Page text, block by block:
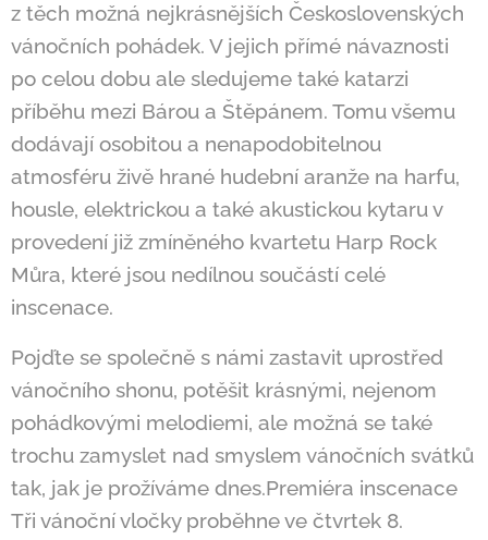
z těch možná nejkrásnějších Československých
vánočních pohádek. V jejich přímé návaznosti
po celou dobu ale sledujeme také katarzi
příběhu mezi Bárou a Štěpánem. Tomu všemu
dodávají osobitou a nenapodobitelnou
atmosféru živě hrané hudební aranže na harfu,
housle, elektrickou a také akustickou kytaru v
provedení již zmíněného kvartetu Harp Rock
Můra, které jsou nedílnou součástí celé
inscenace.
Pojďte se společně s námi zastavit uprostřed
vánočního shonu, potěšit krásnými, nejenom
pohádkovými melodiemi, ale možná se také
trochu zamyslet nad smyslem vánočních svátků
tak, jak je prožíváme dnes.Premiéra inscenace
Tři vánoční vločky proběhne ve čtvrtek 8.